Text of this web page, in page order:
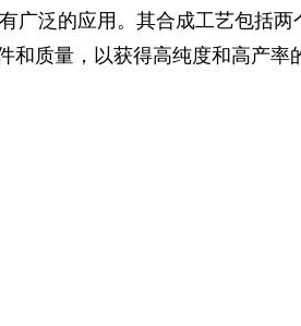
广泛的应用。其合成工艺包括
质量，以获得高纯度和高产